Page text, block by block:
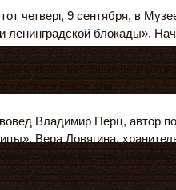
четверг, 9 сентября, в
ленинградской блокады».
оставшихся в
и наследии.
Владимир Перц, автор
Вера Ловягина,
музея истории